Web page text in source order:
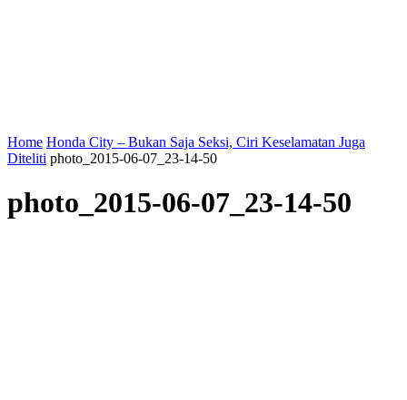
Home Honda City – Bukan Saja Seksi, Ciri Keselamatan Juga
Diteliti photo_2015-06-07_23-14-50
photo_2015-06-07_23-14-50